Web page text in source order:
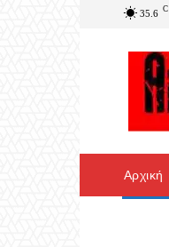
35.6 C
Αρχική